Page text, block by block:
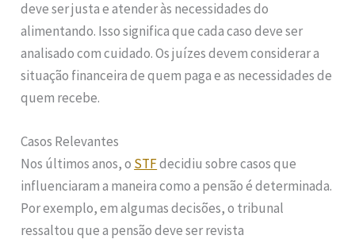
deve ser justa e atender às necessidades do
alimentando. Isso significa que cada caso deve ser
analisado com cuidado. Os juízes devem considerar a
situação financeira de quem paga e as necessidades de
quem recebe.
Casos Relevantes
Nos últimos anos, o STFdecidiu sobre casos que
influenciaram a maneira como a pensão é determinada.
Por exemplo, em algumas decisões, o tribunal
ressaltou que a pensão deve ser revista